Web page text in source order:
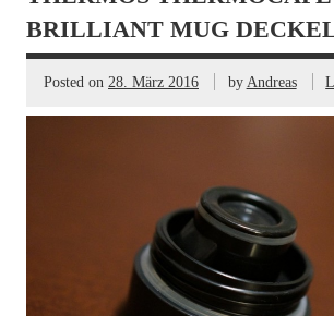
BRILLIANT MUG
Posted on 28. März 2016 byAndreas